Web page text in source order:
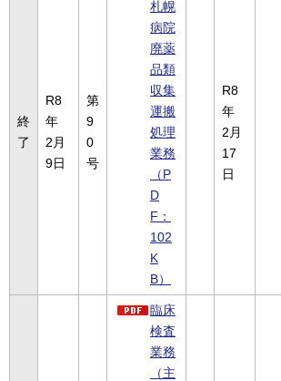
終
了
R8
年
2月
9日
第
9
0
号
札幌
病院
廃薬
品類
収集
運搬
処理
業務
（P
D
F：
102
K
B）
R8
年
2月
17
日
臨床
検査
業務
（主